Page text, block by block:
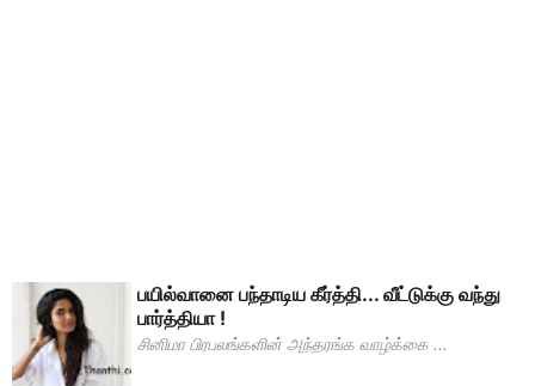
பயில்வானை பந்தாடிய கீர்த்தி... வீட்டுக்கு வந்து
பார்த்தியா !
சினிமா பிரபலங்களின் அந்தரங்க வாழ்க்கை ...